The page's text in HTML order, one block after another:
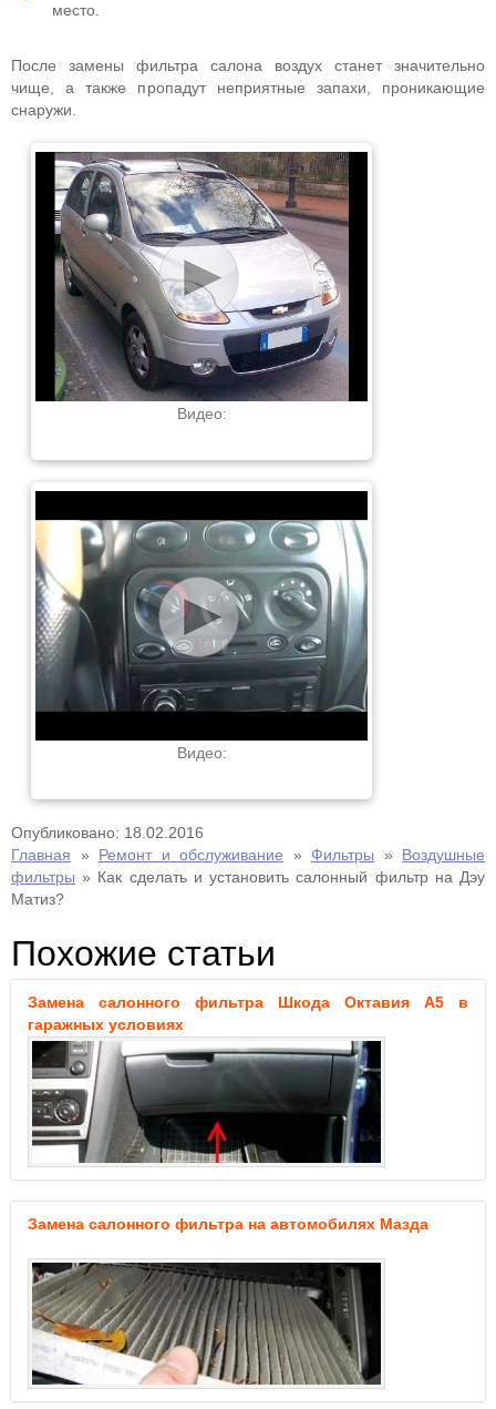
место.
После замены фильтра салона воздух станет значительно
чище, а также пропадут неприятные запахи, проникающие
снаружи.
Видео:
Видео:
Опубликовано: 18.02.2016
Главная » Ремонт и обслуживание » Фильтры » Воздушные
фильтры » Как сделать и установить салонный фильтр на Дэу
Матиз?
Похожие статьи
Замена салонного фильтра Шкода Октавия А5 в
гаражных условиях
Замена салонного фильтра на автомобилях Мазда